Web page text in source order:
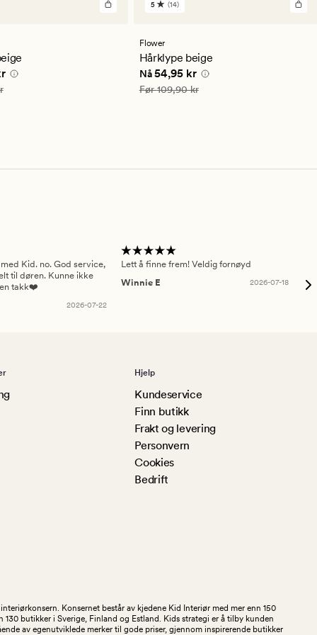
pris
kr
14
en
gjennomsnittlig
vurdering
på
5
5 (14)
Flower
Hårklype beige
Nåværende pris
Nå 54,95 kr
Vanlig pris 109,90 kr
Før109,90 kr
Kid. no. God service,
til døren. Kunne ikke
takk❤️
2026-07-22
Lett å finne frem! Veldig fornøyd
Winnie E
2026-07-18
Hjelp
Kundeservice
Finn butikk
Frakt og levering
Personvern
Cookies
Bedrift
Konsernet består av kjedene Kid Interiør med mer enn 150
butikker i Sverige, Finland og Estland. Kids strategi er å tilby kunden
av egenutviklede merker til gode priser, gjennom inspirerende butikker